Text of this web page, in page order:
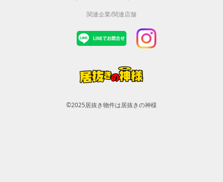
関連企業/関連店舗
©2025居抜き物件は居抜きの神様